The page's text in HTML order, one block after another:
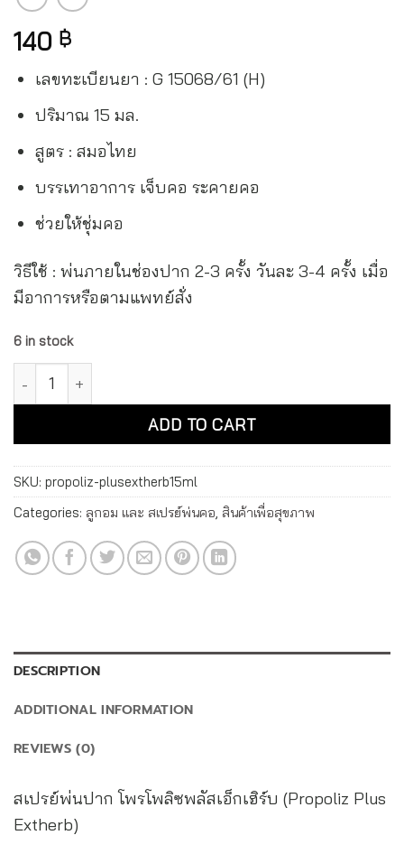
140 ฿
เลขทะเบียนยา : G 15068/61 (H)
ปริมาณ 15 มล.
สูตร : สมอไทย
บรรเทาอาการ เจ็บคอ ระคายคอ
ช่วยให้ชุ่มคอ
วิธีใช้ : พ่นภายในช่องปาก 2-3 ครั้ง วันละ 3-4 ครั้ง เมื่อ
มีอาการหรือตามแพทย์สั่ง
6 in stock
สเปรย์พ่นคอ โพรโพลิซ พลัส เอ็กเฮิร์บ Propoliz Plus Extherb
ADD TO CART
Alternative:
SKU: propoliz-plusextherb15ml
Categories: ลูกอม และ สเปรย์พ่นคอ, สินค้าเพื่อสุขภาพ
DESCRIPTION
ADDITIONAL INFORMATION
REVIEWS (0)
สเปรย์พ่นปาก โพรโพลิซพลัสเอ็กเฮิร์บ (Propoliz Plus
Extherb)